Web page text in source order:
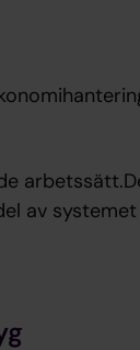
av